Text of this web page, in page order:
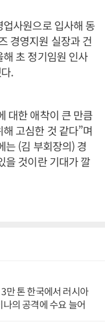
사원으로 입사해 동
경영지원 실장과 건
초 정기임원 인사
.
대한 애착이 큰 만큼
고심한 것 같다”며
는 (김 부회장의) 경
을 것이란 기대가 깔
만 톤 한국에서 러시아
의 공격에 수요 늘어